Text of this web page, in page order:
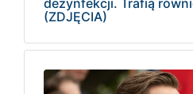
dezynfekcji. Trafią
(ZDJĘCIA)